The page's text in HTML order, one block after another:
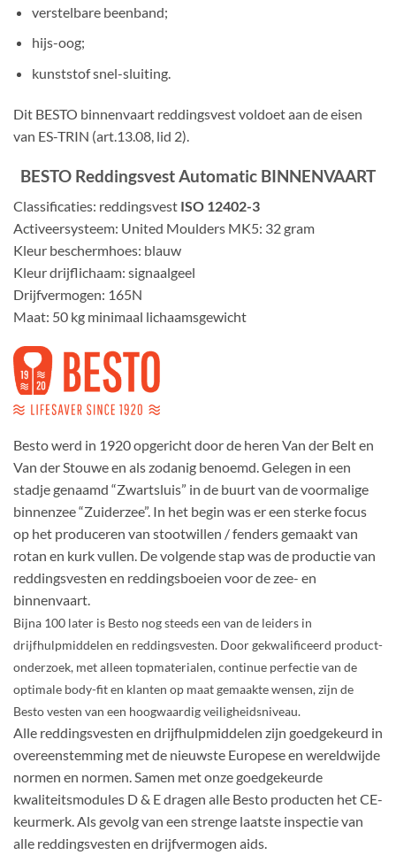
verstelbare beenband;
hijs-oog;
kunststof snel-sluiting.
Dit BESTO binnenvaart reddingsvest voldoet aan de eisen
van ES-TRIN (art.13.08, lid 2).
BESTO Reddingsvest Automatic BINNENVAART
Classificaties: reddingsvest ISO 12402-3
Activeersysteem: United Moulders MK5: 32 gram
Kleur beschermhoes: blauw
Kleur drijflichaam: signaalgeel
Drijfvermogen: 165N
Maat: 50 kg minimaal lichaamsgewicht
Besto werd in 1920 opgericht door de heren Van der Belt en
Van der Stouwe en als zodanig benoemd. Gelegen in een
stadje genaamd “Zwartsluis” in de buurt van de voormalige
binnenzee “Zuiderzee”. In het begin was er een sterke focus
op het produceren van stootwillen / fenders gemaakt van
rotan en kurk vullen. De volgende stap was de productie van
reddingsvesten en reddingsboeien voor de zee- en
binnenvaart.
Bijna 100 later is Besto nog steeds een van de leiders in
drijfhulpmiddelen en reddingsvesten. Door gekwalificeerd product-
onderzoek, met alleen topmaterialen, continue perfectie van de
optimale body-fit en klanten op maat gemaakte wensen, zijn de
Besto vesten van een hoogwaardig veiligheidsniveau.
Alle reddingsvesten en drijfhulpmiddelen zijn goedgekeurd in
overeenstemming met de nieuwste Europese en wereldwijde
normen en normen. Samen met onze goedgekeurde
kwaliteitsmodules D & E dragen alle Besto producten het CE-
keurmerk. Als gevolg van een strenge laatste inspectie van
alle reddingsvesten en drijfvermogen aids.